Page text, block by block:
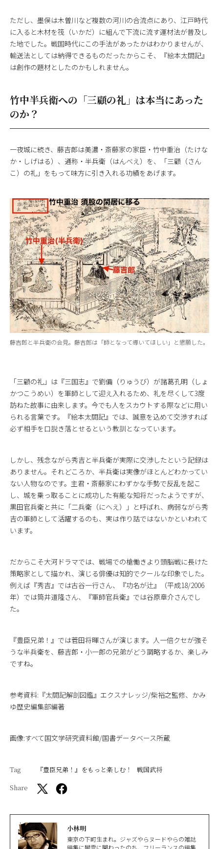
ただし、墨俣は木曽川など複数の河川の合流点にあり、江戸時代
に入ると木材を筏（いかだ）に組んで下流に流す運材法が普及し
た地でした。戦国時代にこの手法があったかはわかりませんが、
輸送法としては納得できるものだったからこそ、『絵本太閤記』
は創作の題材としたのかもしれません。
竹中半兵衛への「三顧の礼」は本当にあった
のか？
一夜城に続き、藤吉郎は美濃・斎藤家の家臣・竹中重治（たけな
か・しげはる）、通称・半兵衛（はんべえ）を、「三顧（さん
こ）の礼」をもって味方に引き入れる功績をあげます。
藤吉郎と半兵衛の会見。藤吉郎は「師となって導いてほしい」と懇願した。
「三顧の礼」は『三国志』で劉備（りゅうび）が諸葛孔明（しょ
かつこうめい）を軍師として迎え入れるため、礼を尽くして3度
訪ねた故事に由来します。今でも人をスカウトする際などに用い
られる言葉です。『絵本太閤記』では、誠意を込めて交渉すれば
必ず相手を口説き落とせるという教訓となっています。
しかし、残念ながら秀吉と半兵衛が実際に交渉したという記録は
ありません。それどころか、半兵衛は実像がほとんどわかってい
ない人物なのです。主君・斎藤家にわずかな手勢で反乱を起こ
し、城を乗っ取ることに成功した有能な知将だったようですが、
黒田官兵衛と共に「二兵衛（にへえ）」と呼ばれ、病弱ながら秀
吉の軍師として活躍するのも、実は作り話ではないかといわれて
います。
だからこそ大河ドラマでは、戦場での槍働きより頭脳戦に長けた
策略家として描かれ、演じる俳優は知的でクールな印象でした。
例えば『秀吉』では古谷一行さん、『功名が辻』（平成18/2006
年）では筒井道隆さん、『軍師官兵衛』では谷原章介さんでし
た。
『豊臣兄弟！』では菅田将暉さんが演じます。人一倍クセが強そ
うな半兵衛を、藤吉郎・小一郎の兄弟がどう調略するか、楽しみ
ですね。
参考資料:『太閤記解剖図鑑』エクスナレッジ/柴裕之監修、かみ
ゆ歴史編集部編著
画像:すべて国文学研究資料館/国書データベース所蔵
Tag 『豊臣兄弟！』をもっと楽しむ！
戦国武将
Share
小林明
東京の下町生まれ。ジャズやらヌードやらの雑誌
編集に闇雲に関わったのち、フリーランスの編集